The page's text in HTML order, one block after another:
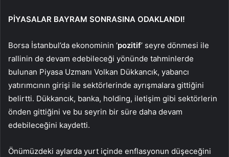
PİYASALAR BAYRAM SONRASINA ODAKLANDI!
Borsa İstanbul’da ekonominin ‘pozitif’ seyre dönmesi ile
rallinin de devam edebileceği yönünde tahminlerde
bulunan Piyasa Uzmanı Volkan Dükkancık, yabancı
yatırımcının girişi ile sektörlerinde ayrışmalara gittiğini
belirtti. Dükkancık, banka, holding, iletişim gibi sektörlerin
önden gittiğini ve bu seyrin bir süre daha devam
edebileceğini kaydetti.
Önümüzdeki aylarda yurt içinde enflasyonun düşeceğini